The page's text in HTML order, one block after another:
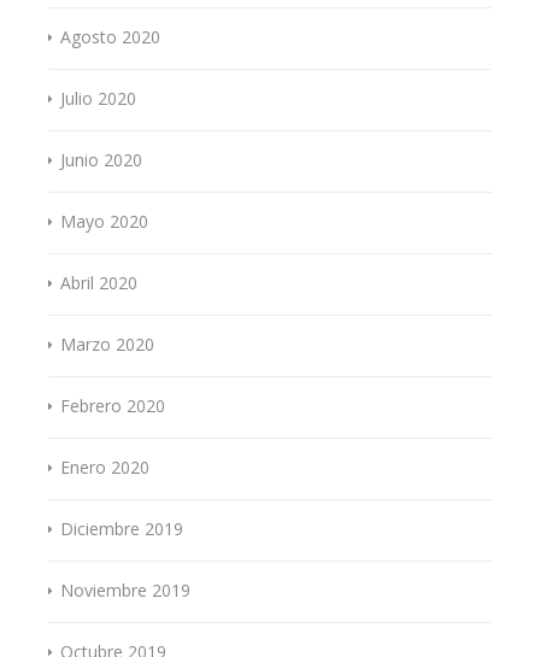
Agosto 2020
Julio 2020
Junio 2020
Mayo 2020
Abril 2020
Marzo 2020
Febrero 2020
Enero 2020
Diciembre 2019
Noviembre 2019
Octubre 2019